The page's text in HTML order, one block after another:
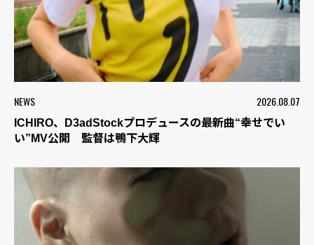
NEWS 2026.08.07
ICHIRO、D3adStockプロデュースの最新曲“幸せでい
い”MV公開 監督は鴨下大輝